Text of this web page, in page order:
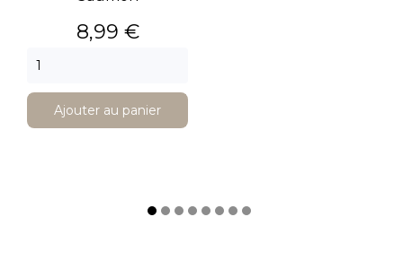
Prix
8,99 €
Ajouter au panier